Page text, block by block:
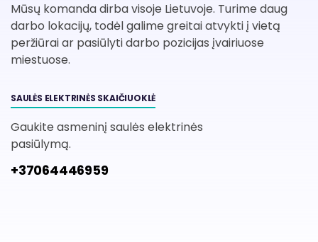
Mūsų komanda dirba visoje Lietuvoje. Turime daug
darbo lokacijų, todėl galime greitai atvykti į vietą
peržiūrai ar pasiūlyti darbo pozicijas įvairiuose
miestuose.
SAULĖS ELEKTRINĖS SKAIČIUOKLĖ
Gaukite asmeninį saulės elektrinės
pasiūlymą.
+37064446959